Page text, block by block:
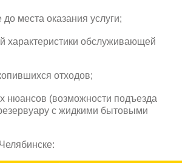
до места оказания услуги;
характеристики обслуживающей
отходов;
нюансов (возможности подъезда
с жидкими бытовыми